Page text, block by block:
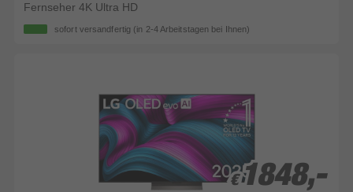
Fernseher 4K Ultra HD
sofort versandfertig (in 2-4 Arbeitstagen bei Ihnen)
€ 1848,-
€ 1848,-